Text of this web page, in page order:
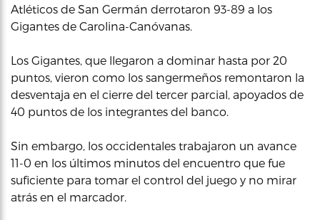
Atléticos de San Germán derrotaron 93-89 a los
Gigantes de Carolina-Canóvanas.
Los Gigantes, que llegaron a dominar hasta por 20
puntos, vieron como los sangermeños remontaron la
desventaja en el cierre del tercer parcial, apoyados de
40 puntos de los integrantes del banco.
Sin embargo, los occidentales trabajaron un avance
11-0 en los últimos minutos del encuentro que fue
suficiente para tomar el control del juego y no mirar
atrás en el marcador.